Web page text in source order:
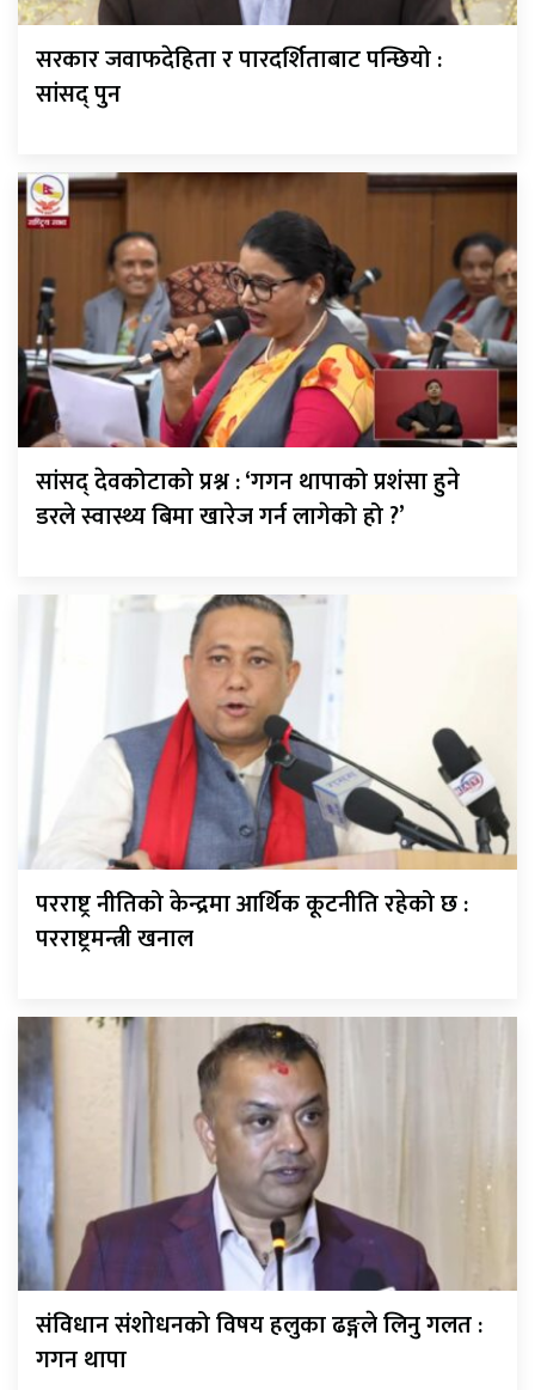
सरकार जवाफदेहिता र पारदर्शिताबाट पन्छियो :
सांसद् पुन
सांसद् देवकोटाको प्रश्न : ‘गगन थापाको प्रशंसा हुने
डरले स्वास्थ्य बिमा खारेज गर्न लागेको हो ?’
परराष्ट्र नीतिको केन्द्रमा आर्थिक कूटनीति रहेको छ :
परराष्ट्रमन्त्री खनाल
संविधान संशोधनको विषय हलुका ढङ्गले लिनु गलत :
गगन थापा